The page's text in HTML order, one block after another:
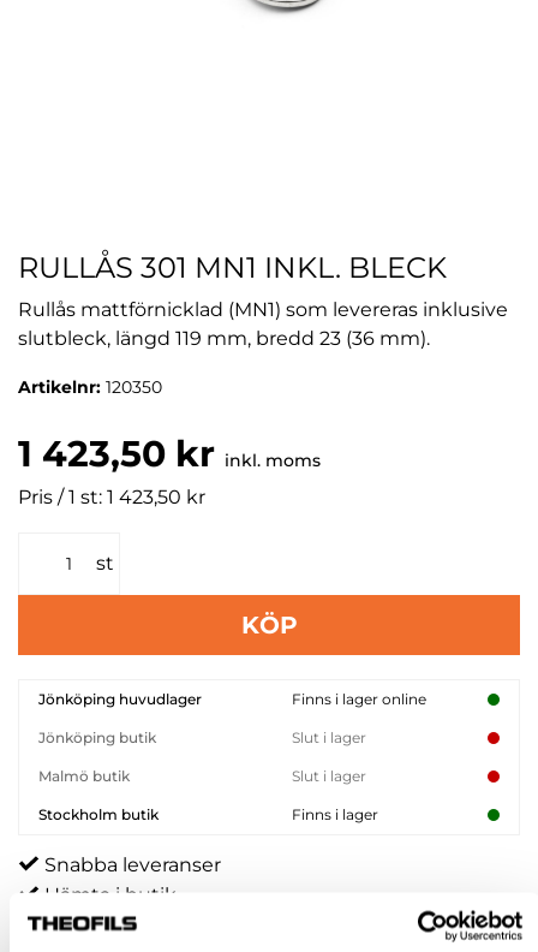
RULLÅS 301 MN1 INKL. BLECK
Rullås mattförnicklad (MN1) som levereras inklusive
slutbleck, längd 119 mm, bredd 23 (36 mm).
Artikelnr: 120350
1 423,50 kr inkl. moms
Pris / 1 st: 1 423,50 kr
st
KÖP
Jönköping huvudlager Finns i lager online
Jönköping butik Slut i lager
Malmö butik Slut i lager
Stockholm butik Finns i lager
Snabba leveranser
Hämta i butik
Ledande leverantör i Sverige